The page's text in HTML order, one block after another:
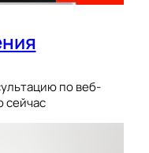
по веб-
сейчас